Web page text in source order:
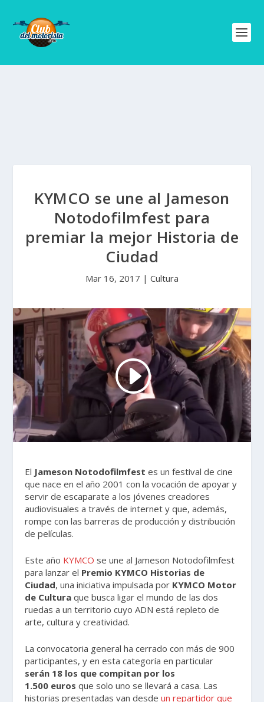
KYMCO se une al Jameson
Notodofilmfest para
premiar la mejor Historia de
Ciudad
Mar 16, 2017 | Cultura
El Jameson Notodofilmfest es un festival de cine
que nace en el año 2001 con la vocación de apoyar y
servir de escaparate a los jóvenes creadores
audiovisuales a través de internet y que, además,
rompe con las barreras de producción y distribución
de películas.
Este año KYMCO se une al Jameson Notodofilmfest
para lanzar el Premio KYMCO Historias de
Ciudad, una iniciativa impulsada por KYMCO Motor
de Cultura que busca ligar el mundo de las dos
ruedas a un territorio cuyo ADN está repleto de
arte, cultura y creatividad.
La convocatoria general ha cerrado con más de 900
participantes, y en esta categoría en particular
serán 18 los que compitan por los
1.500 euros que solo uno se llevará a casa. Las
historias presentadas van desdeun repartidor que